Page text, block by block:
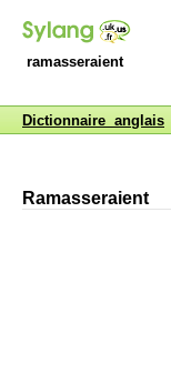
ramasseraient
Dictionnaire anglais
Ramasseraient